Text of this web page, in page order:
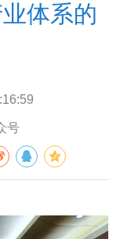
体系的
号